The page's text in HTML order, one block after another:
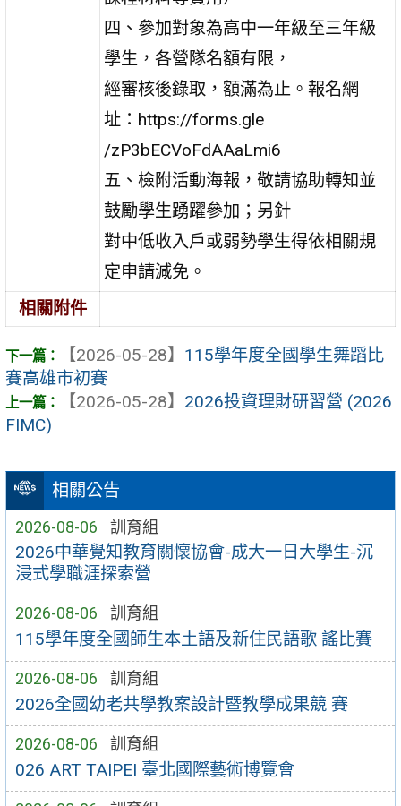
相關公告
2026-08-06 訓育組
2026中華覺知教育關懷協會-成大一日大學生-沉
浸式學職涯探索營
2026-08-06 訓育組
115學年度全國師生本土語及新住民語歌 謠比賽
2026-08-06 訓育組
2026全國幼老共學教案設計暨教學成果競 賽
2026-08-06 訓育組
026 ART TAIPEI 臺北國際藝術博覽會
四、參加對象為高中一年級至三年級
學生，各營隊名額有限，
經審核後錄取，額滿為止。報名網
址：https://forms.gle
/zP3bECVoFdAAaLmi6
五、檢附活動海報，敬請協助轉知並
鼓勵學生踴躍參加；另針
對中低收入戶或弱勢學生得依相關規
定申請減免。
相關附件
【2026-05-28】 115學年度全國學生舞蹈比
賽高雄市初賽
【2026-05-28】 2026投資理財研習營 (2026
FIMC)